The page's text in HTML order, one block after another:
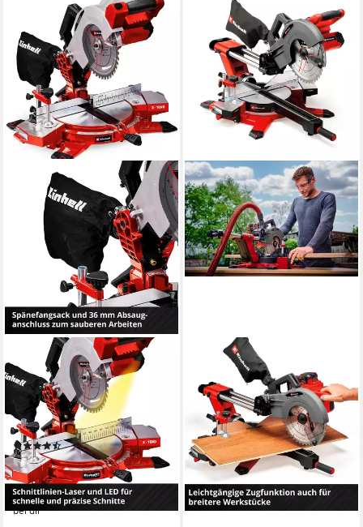
EINHELL
Akku-Kapp-Gehrungssäge TE-
MS 18/210 Li-Solo, Power X-
Change, 210 mm, ohne Akku
und Ladegerät
(14)
130,49 € UVP199,95 €
-35%
lieferbar - am nächsten Werktag
bei dir
EINHELL
Kapp- und Gehrungssäge TE-
SM 36/10 L Li-Solo, Packung,
3-St., Power X-Change, ohne
Akku und Ladegerät
264,79 € UVP 337,95 €
-22%
lieferbar - in 3-4 Werktagen bei dir